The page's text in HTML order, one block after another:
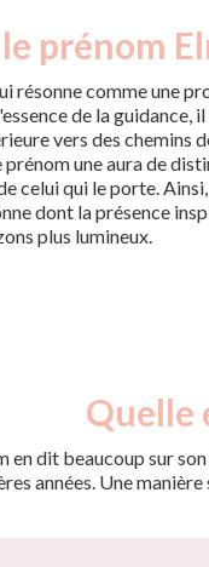
prénom
résonne comme une
de la guidance, il
vers des chemins
une aura de
celui qui le porte.
dont la présence
plus lumineux.
Quelle
en dit beaucoup sur
années. Une